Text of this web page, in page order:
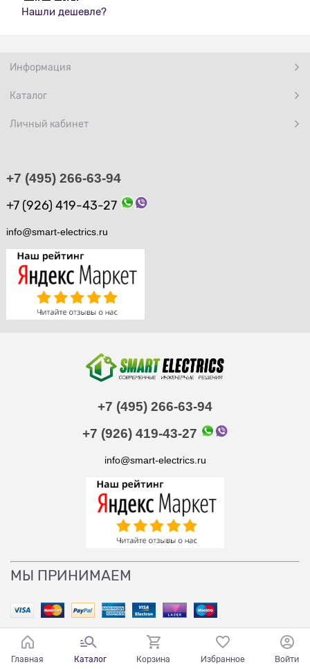
Нашли дешевле?
Информация
Каталог
Личный кабинет
+7 (495) 266-63-94
+7 (926) 419-43-27
info@smart-electrics.ru
+7 (495) 266-63-94
+7 (926) 419-43-27
info@smart-electrics.ru
МЫ ПРИНИМАЕМ
Главная Каталог Корзина Избранное Войти